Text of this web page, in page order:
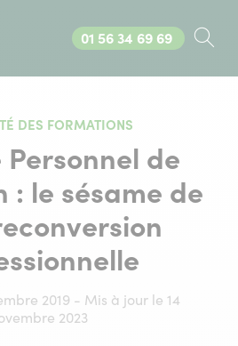
Appelez-nous au
01 56 34 69 69
DES FORMATIONS
de
: le sésame de
2019 - Mis à jour le 14
2023